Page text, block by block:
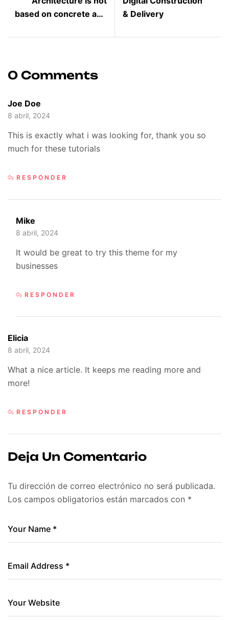
based on concrete and
& Delivery
0 Comments
Joe Doe
8 abril, 2024
This is exactly what i was looking for, thank you so
much for these tutorials
RESPONDER
Mike
8 abril, 2024
It would be great to try this theme for my
businesses
RESPONDER
Elicia
8 abril, 2024
What a nice article. It keeps me reading more and
more!
RESPONDER
Deja Un Comentario
Tu dirección de correo electrónico no será publicada.
Los campos obligatorios están marcados con *